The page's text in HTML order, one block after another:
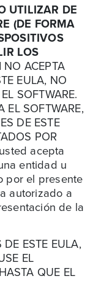
UTILIZAR DE
(DE FORMA
LOS
NO ACEPTA
EULA, NO
SOFTWARE.
EL SOFTWARE,
DE ESTE
POR
acepta
entidad u
por el presente
autorizado a
de la
ESTE EULA,
EL
QUE EL